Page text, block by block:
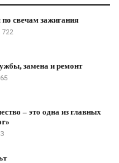
свечам зажигания
722
замена и ремонт
– это одна из главных